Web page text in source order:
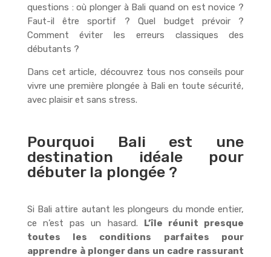
questions : où plonger à Bali quand on est novice ?
Faut-il être sportif ? Quel budget prévoir ?
Comment éviter les erreurs classiques des
débutants ?
Dans cet article, découvrez tous nos conseils pour
vivre une première plongée à Bali en toute sécurité,
avec plaisir et sans stress.
Pourquoi Bali est une
destination idéale pour
débuter la plongée ?
Si Bali attire autant les plongeurs du monde entier,
ce n’est pas un hasard. L’île réunit presque
toutes les conditions parfaites pour
apprendre à plonger dans un cadre rassurant